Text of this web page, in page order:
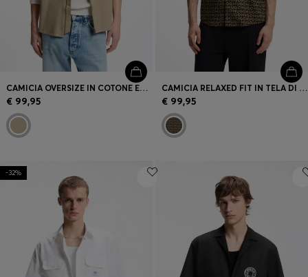
CAMICIA OVERSIZE IN COTONE ELASTICIZZATO
€ 99,95
CAMICIA RELAXED FIT IN TELA DI COTONE STAMPATO
€ 99,95
-32%